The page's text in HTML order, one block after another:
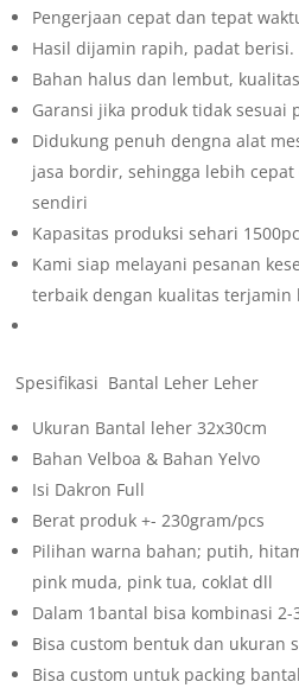
Pengerjaan cepat dan tepat
Hasil dijamin rapih, padat berisi.
Bahan halus dan lembut,
Garansi jika produk tidak sesuai
Didukung penuh dengna alat
jasa bordir, sehingga lebih
sendiri
Kapasitas produksi sehari
Kami siap melayani pesanan
terbaik dengan kualitas terjamin
Spesifikasi Bantal Leher Leher
Ukuran Bantal leher 32x30cm
Bahan Velboa & Bahan Yelvo
Isi Dakron Full
Berat produk +- 230gram/pcs
Pilihan warna bahan; putih,
pink muda, pink tua, coklat dll
Dalam 1bantal bisa kombinasi
Bisa custom bentuk dan ukuran
Bisa custom untuk packing